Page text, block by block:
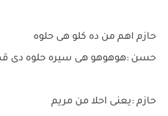
حازم اهم من ده كلو هى حلوه
حسن :هوهوهو هى سيره حلوه دى
حازم :يعنى احلا من مريم